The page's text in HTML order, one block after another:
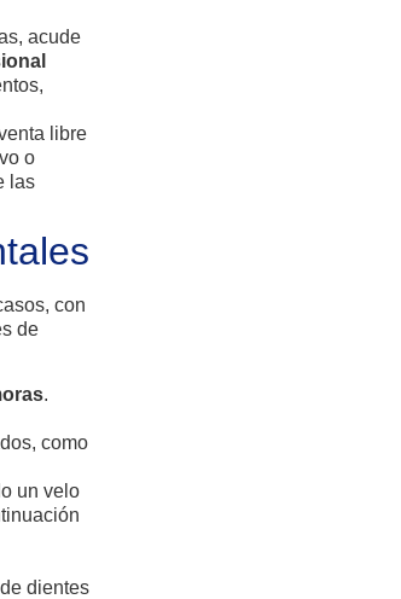
acude
libre
o
las
con
de
.
como
un velo
dientes